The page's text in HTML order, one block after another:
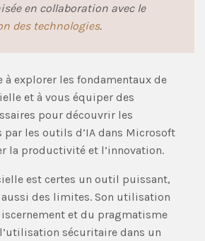
en collaboration avec le
des technologies.
à explorer les fondamentaux de
et à vous équiper des
pour découvrir les
les outils d’IA dans Microsoft
la productivité et l’innovation.
est certes un outil puissant,
des limites. Son utilisation
et du pragmatisme
sécuritaire dans un